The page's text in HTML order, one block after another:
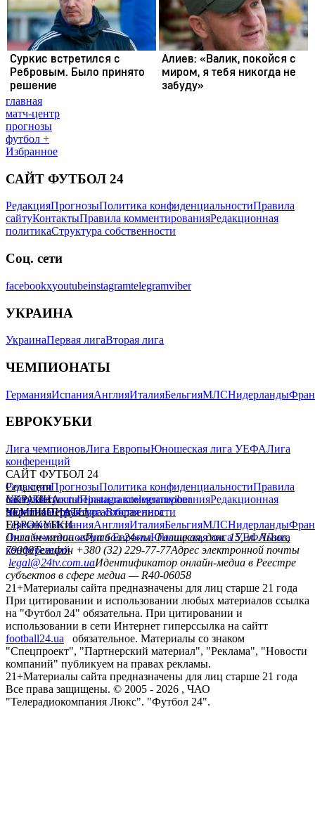
главная
матч-центр
прогнозы
футбол +
Избранное
САЙТ ФУТБОЛ 24
РедакцияПрогнозыПолитика конфиденциальностиПравила
сайтуКонтактыПравила комментированияРедакционная
политикаСтруктура собственности
Соц. сети
facebookxyoutubeinstagramtelegramviber
УКРАИНА
УкраинаПервая лигаВторая лига
ЧЕМПИОНАТЫ
ГерманияИспанияАнглияИталияБельгияМЛСНидерланды
ЕВРОКУБКИ
Лига чемпионовЛига ЕвропыЮношеская лига УЕФАЛига
конференций
САЙТ ФУТБОЛ 24
РедакцияПрогнозыПолитика конфиденциальностиПравила
сайтуКонтактыПравила комментированияРедакционная
политикаСтруктура собственности
Соц. сети
facebookxyoutubeinstagramtelegramviber
УКРАИНА
УкраинаПервая лигаВторая лига
ЧЕМПИОНАТЫ
ГерманияИспанияАнглияИталияБельгияМЛСНидерланды
ЕВРОКУБКИ
Лига чемпионовЛига ЕвропыЮношеская лига УЕФАЛига
конференций
Онлайн-медиа «Футбол 24»пл. Галицкая, дом. 15, м. Львов,
79008Телефон +380 (32) 229-77-77Адрес электронной почты
legal@24tv.com.uaИдентификатор онлайн-медиа в Реестре
субъектов в сфере медиа — R40-06058
21+Материалы сайта предназначены для лиц старше 21 года
При цитировании и использовании любых материалов ссылка
на "Футбол 24" обязательна. При цитировании и
использовании в сети Интернет гиперссылка на сайтт
football24.ua
обязательное. Материалы со знаком
"Спецпроект", "Партнерский материал", "Реклама", "Новости
компаний" публикуем на правах рекламы.
21+Материалы сайта предназначены для лиц старше 21 года
Все права защищены. © 2005 - 2026 , ЧАО
"Телерадиокомпания Люкс". "Футбол 24".